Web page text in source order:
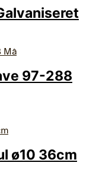
97-288
ø10 36cm